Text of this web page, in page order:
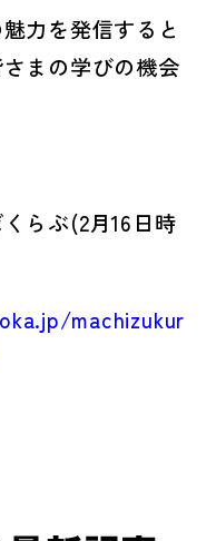
力を発信すると
まの学びの機会
らぶ(2月16日時
machizukur